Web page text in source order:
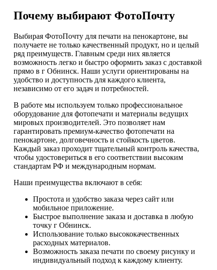
Почему выбирают ФотоПочту
Выбирая ФотоПочту для печати на пенокартоне, вы
получаете не только качественный продукт, но и целый
ряд преимуществ. Главным среди них является
возможность легко и быстро оформить заказ с доставкой
прямо в г Обнинск. Наши услуги ориентированы на
удобство и доступность для каждого клиента,
независимо от его задач и потребностей.
В работе мы используем только профессиональное
оборудование для фотопечати и материалы ведущих
мировых производителей. Это позволяет нам
гарантировать премиум-качество фотопечати на
пенокартоне, долговечность и стойкость цветов.
Каждый заказ проходит тщательный контроль качества,
чтобы удостовериться в его соответствии высоким
стандартам РФ и международным нормам.
Наши преимущества включают в себя:
Простота и удобство заказа через сайт или
мобильное приложение.
Быстрое выполнение заказа и доставка в любую
точку г Обнинск.
Использование только высококачественных
расходных материалов.
Возможность заказа печати по своему рисунку и
индивидуальный подход к каждому клиенту.